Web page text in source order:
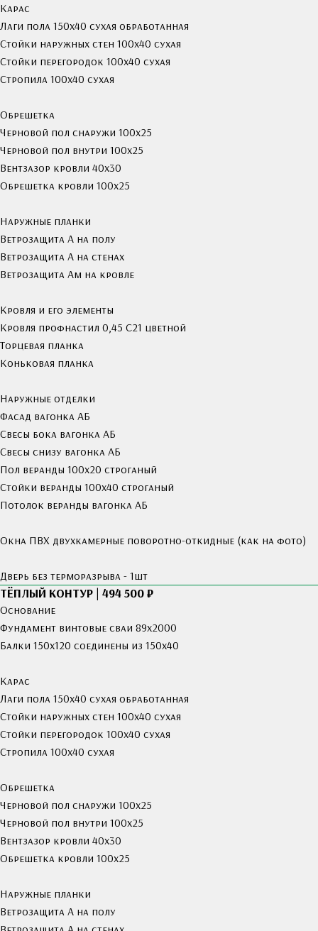
Карас
Лаги пола 150х40 сухая обработанная
Стойки наружных стен 100х40 сухая
Стойки перегородок 100х40 сухая
Стропила 100х40 сухая
Обрешетка
Черновой пол снаружи 100х25
Черновой пол внутри 100х25
Вентзазор кровли 40x30
Обрешетка кровли 100х25
Наружные планки
Ветрозащита А на полу
Ветрозащита А на стенах
Ветрозащита Ам на кровле
Кровля и его элементы
Кровля профнастил 0,45 С21 цветной
Торцевая планка
Коньковая планка
Наружные отделки
Фасад вагонка АБ
Свесы бока вагонка АБ
Свесы снизу вагонка АБ
Пол веранды 100х20 строганый
Стойки веранды 100х40 строганый
Потолок веранды вагонка АБ
Окна ПВХ двухкамерные поворотно-откидные (как на фото)
Дверь без терморазрыва - 1шт
ТЁПЛЫЙ КОНТУР | 494 500 ₽
Основание
Фундамент винтовые сваи 89х2000
Балки 150х120 соединены из 150х40
Карас
Лаги пола 150х40 сухая обработанная
Стойки наружных стен 100х40 сухая
Стойки перегородок 100х40 сухая
Стропила 100х40 сухая
Обрешетка
Черновой пол снаружи 100х25
Черновой пол внутри 100х25
Вентзазор кровли 40x30
Обрешетка кровли 100х25
Наружные планки
Ветрозащита А на полу